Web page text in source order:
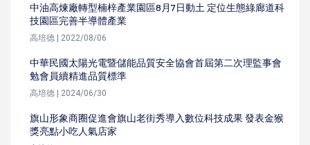
中油高煉廠轉型楠梓產業園區8月7日動土 定位生態綠廊道科
技園區完善半導體產業
高培德 | 2022/08/06
中華民國太陽光電暨儲能品質安全協會首屆第二次理監事會
勉會員續精進品質標準
高培德 | 2024/06/30
旗山形象商圈促進會旗山老街秀導入數位科技成果 發表金猴
獎亮點小吃人氣店家